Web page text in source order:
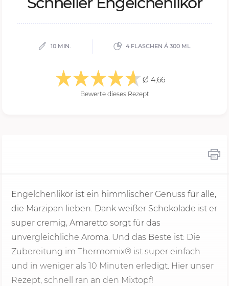
10 MIN. 4 FLASCHEN Á 300 ML
Ø 4,66
Bewerte dieses Rezept
Engelchenlikör ist ein himmlischer Genuss für alle,
die Marzipan lieben. Dank weißer Schokolade ist er
super cremig, Amaretto sorgt für das
unvergleichliche Aroma. Und das Beste ist: Die
Zubereitung im Thermomix® ist super einfach
und in weniger als 10 Minuten erledigt. Hier unser
Rezept, schnell ran an den Mixtopf!